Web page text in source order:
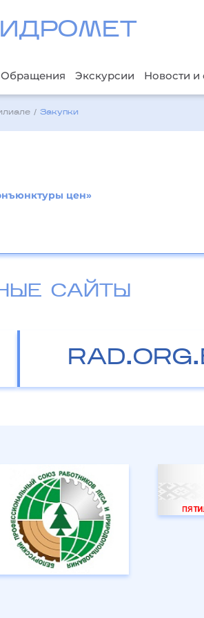
Обращения Экскурсии Новости и
/Закупки
цен»
САЙТЫ